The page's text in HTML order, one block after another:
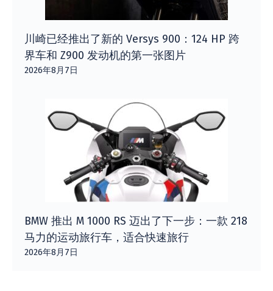
川崎已经推出了新的 Versys 900：124 HP 跨
界车和 Z900 发动机的第一张图片
2026年8月7日
BMW 推出 M 1000 RS 迈出了下一步：一款 218
马力的运动旅行车，适合快速旅行
2026年8月7日